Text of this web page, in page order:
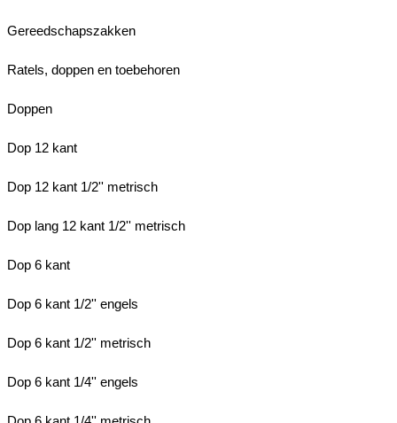
Gereedschapszakken
Ratels, doppen en toebehoren
Doppen
Dop 12 kant
Dop 12 kant 1/2'' metrisch
Dop lang 12 kant 1/2'' metrisch
Dop 6 kant
Dop 6 kant 1/2'' engels
Dop 6 kant 1/2'' metrisch
Dop 6 kant 1/4'' engels